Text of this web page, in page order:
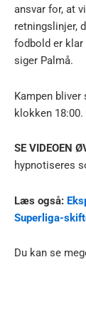
ansvar for, at
retningslinjer,
fodbold er
siger Palmå.
Kampen
klokken 18:00.
SE VIDEOEN
hypnotiseres
Læs også:
Superliga-
Du kan se